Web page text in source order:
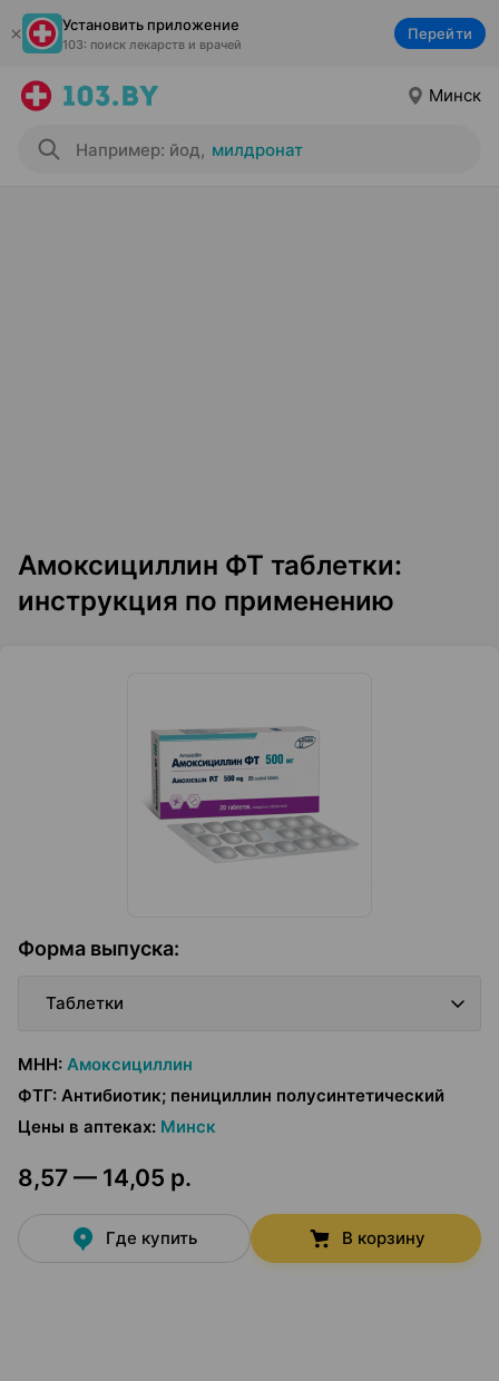
Установить приложение
103: поиск лекарств и врачей
Перейти
Минск
Например: йод, милдронат
Амоксициллин ФТ таблетки:
инструкция по применению
Форма выпуска:
Таблетки
МНН: Амоксициллин
ФТГ: Антибиотик; пенициллин полусинтетический
Цены в аптеках: Минск
8,57 — 14,05 р.
Где купить В корзину